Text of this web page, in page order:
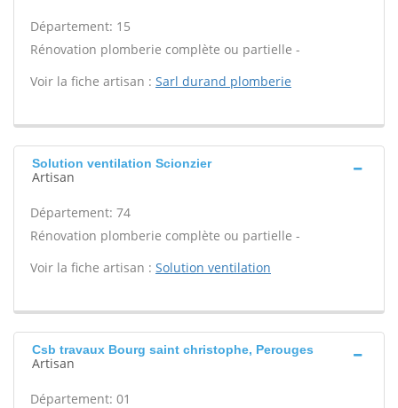
Département: 15
Rénovation plomberie complète ou partielle -
Voir la fiche artisan : Sarl durand plomberie
Solution ventilation Scionzier
Artisan
Département: 74
Rénovation plomberie complète ou partielle -
Voir la fiche artisan : Solution ventilation
Csb travaux Bourg saint christophe, Perouges
Artisan
Département: 01